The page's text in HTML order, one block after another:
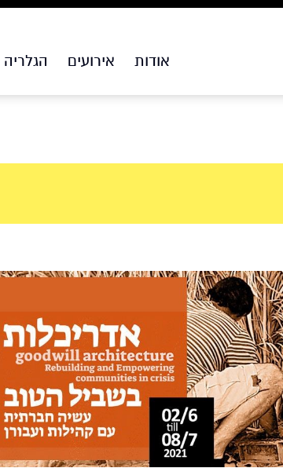
אודות אירועים הגלריה